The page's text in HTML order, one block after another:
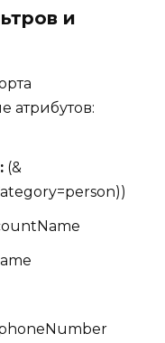
и
атрибутов:
(&